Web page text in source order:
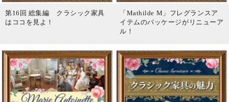
第16回 総集編 クラシック家具
はココを見よ！
「Mathilde M」フレグランスア
イテムのパッケージがリニューア
ル！